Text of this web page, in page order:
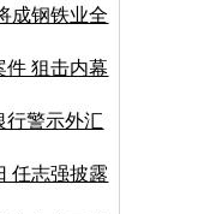
成钢铁业全
件 狙击内幕
行警示外汇
任志强披露